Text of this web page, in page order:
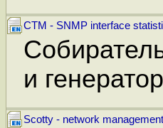
CTM - SNMP interface
и
Scotty - network